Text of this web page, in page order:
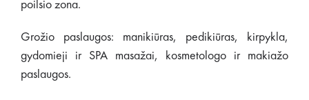
poilsio zona.
Grožio paslaugos: manikiūras, pedikiūras, kirpykla,
gydomieji ir SPA masažai, kosmetologo ir makiažo
paslaugos.